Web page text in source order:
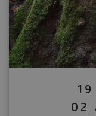
02